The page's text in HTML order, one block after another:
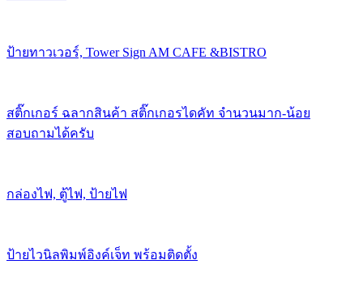
ป้ายทาวเวอร์, Tower Sign AM CAFE &BISTRO
สติ๊กเกอร์ ฉลากสินค้า สติ๊กเกอรไดคัท จำนวนมาก-น้อย
สอบถามได้ครับ
กล่องไฟ, ตู้ไฟ, ป้ายไฟ
ป้ายไวนิลพิมพ์อิงค์เจ็ท พร้อมติดตั้ง